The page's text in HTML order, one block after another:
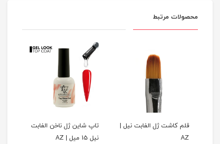
محصولات مرتبط
قلم کاشت ژل الفابت نیل |
AZ
تاپ شاین ژل ناخن الفابت
نیل 15 میل | AZ